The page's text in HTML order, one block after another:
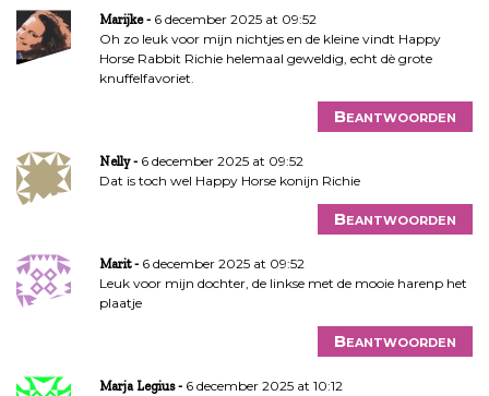
Marijke
6 december 2025 at 09:52
Oh zo leuk voor mijn nichtjes en de kleine vindt Happy
Horse Rabbit Richie helemaal geweldig, echt dè grote
knuffelfavoriet.
Beantwoorden
Nelly
6 december 2025 at 09:52
Dat is toch wel Happy Horse konijn Richie
Beantwoorden
Marit
6 december 2025 at 09:52
Leuk voor mijn dochter, de linkse met de mooie harenp het
plaatje
Beantwoorden
Marja Legius
6 december 2025 at 10:12